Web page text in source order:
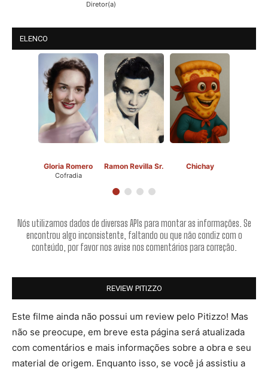
Diretor(a)
ELENCO
Gloria Romero
Cofradia
Ramon Revilla Sr. Chichay
Nós utilizamos dados de diversas APIs para montar as informações. Se
encontrou algo inconsistente, faltando ou que não condiz com o
conteúdo, por favor nos avise nos comentários para correção.
REVIEW PITIZZO
Este filme ainda não possui um review pelo Pitizzo! Mas
não se preocupe, em breve esta página será atualizada
com comentários e mais informações sobre a obra e seu
material de origem. Enquanto isso, se você já assistiu a